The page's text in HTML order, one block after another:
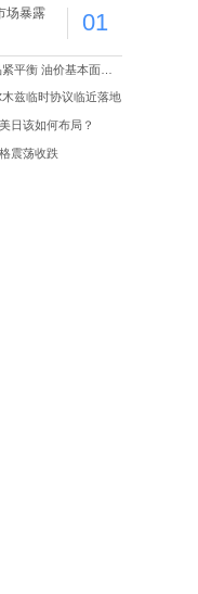
01
场暴露
中东供给托底 美国油品紧平衡 油价基本面拉锯战
兹临时协议临近落地
日该如何布局？
震荡收跌